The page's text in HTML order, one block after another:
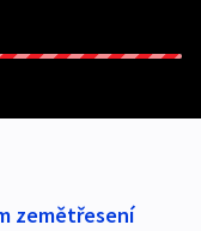
zemětřesení